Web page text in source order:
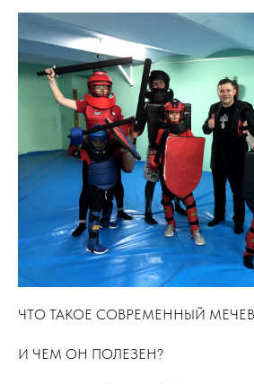
ЧТО ТАКОЕ СОВРЕМЕННЫЙ
И ЧЕМ ОН ПОЛЕЗЕН?